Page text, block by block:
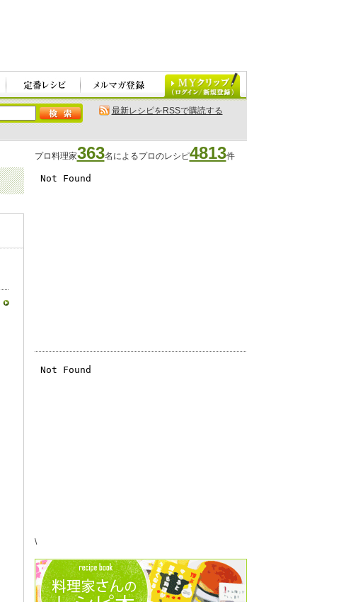
最新レシピをRSSで購読する
プロ料理家363名によるプロのレシピ4813件
\